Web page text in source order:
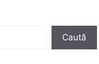
Caută